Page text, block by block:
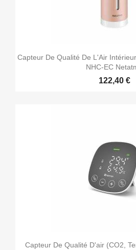
Capteur De Qualité De L'Air
NHC-EC
122,40 €
Capteur De Qualité D'air (CO2,